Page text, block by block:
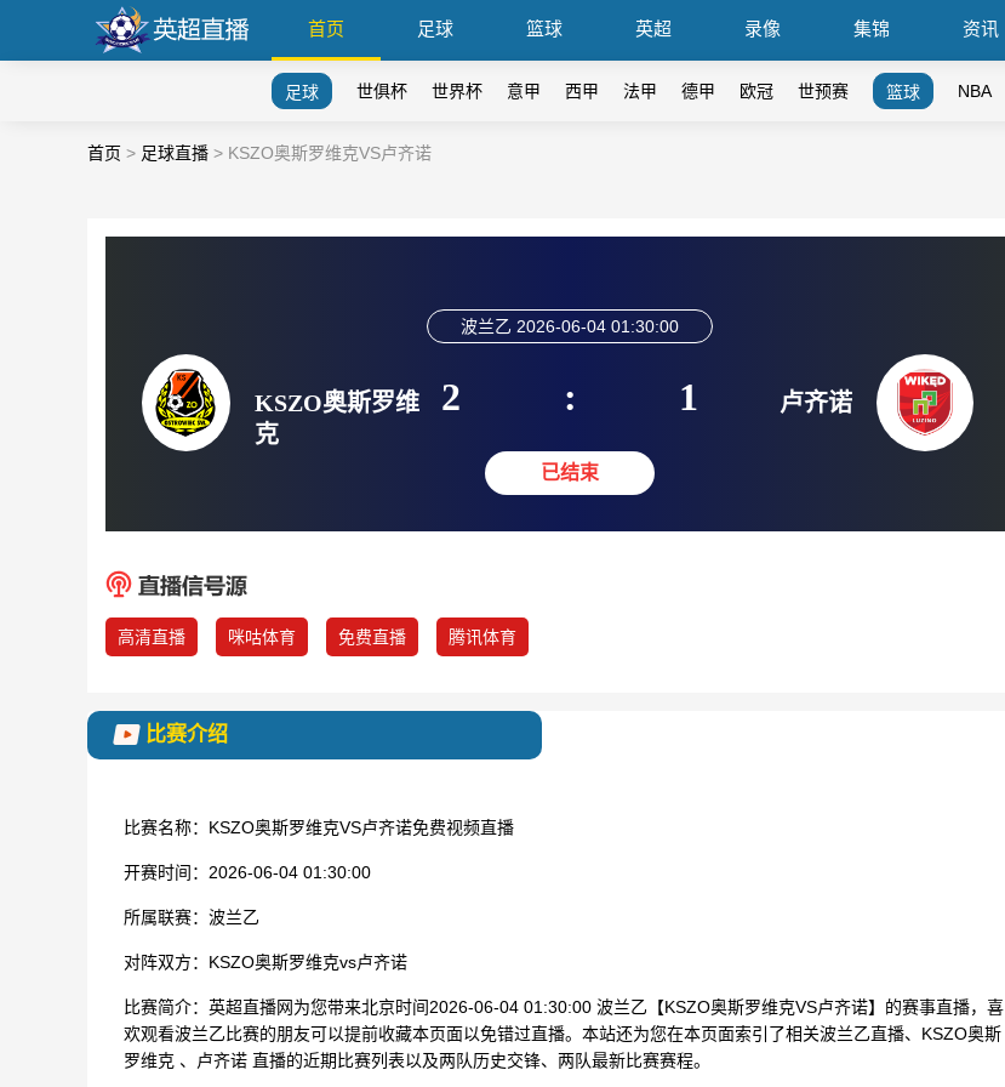
首页 足球 篮球 英超 录像 集锦 资讯
足球 世俱杯 世界杯 意甲 西甲 法甲 德甲 欧冠 世预赛 篮球 NBA
首页 > 足球直播 > KSZO奥斯罗维克VS卢齐诺
KSZO奥斯罗维
克
波兰乙 2026-06-04 01:30:00
2 : 1
已结束
卢齐诺
高清直播 咪咕体育 免费直播 腾讯体育
比赛介绍
比赛名称： KSZO奥斯罗维克VS卢齐诺免费视频直播
开赛时间： 2026-06-04 01:30:00
所属联赛： 波兰乙
对阵双方： KSZO奥斯罗维克vs卢齐诺
比赛简介： 英超直播网为您带来北京时间2026-06-04 01:30:00 波兰乙【KSZO奥斯罗维克VS卢齐诺】的赛事直播，喜
欢观看波兰乙比赛的朋友可以提前收藏本页面以免错过直播。本站还为您在本页面索引了相关波兰乙直播、KSZO奥斯
罗维克 、卢齐诺 直播的近期比赛列表以及两队历史交锋、两队最新比赛赛程。